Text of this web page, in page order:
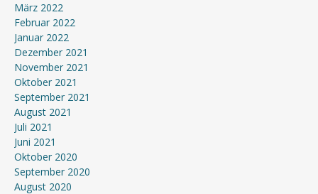
März 2022
Februar 2022
Januar 2022
Dezember 2021
November 2021
Oktober 2021
September 2021
August 2021
Juli 2021
Juni 2021
Oktober 2020
September 2020
August 2020